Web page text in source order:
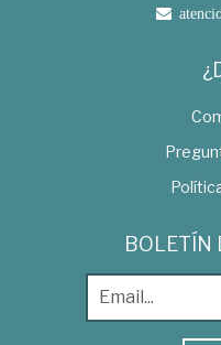
BOLETÍN